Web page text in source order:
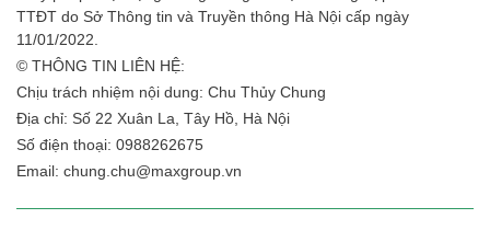
TTĐT do Sở Thông tin và Truyền thông Hà Nội cấp ngày
11/01/2022.
© THÔNG TIN LIÊN HỆ:
Chịu trách nhiệm nội dung: Chu Thủy Chung
Địa chỉ: Số 22 Xuân La, Tây Hồ, Hà Nội
Số điện thoại: 0988262675
Email: chung.chu@maxgroup.vn